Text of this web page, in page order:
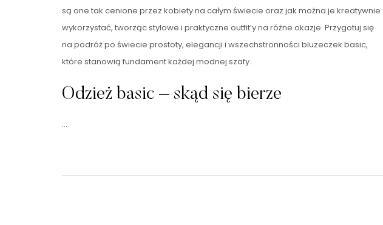
są one tak cenione przez kobiety na całym świecie oraz jak można je kreatywnie
wykorzystać, tworząc stylowe i praktyczne outfit’y na różne okazje. Przygotuj się
na podróż po świecie prostoty, elegancji i wszechstronności bluzeczek basic,
które stanowią fundament każdej modnej szafy.
Odzież basic – skąd się bierze
…